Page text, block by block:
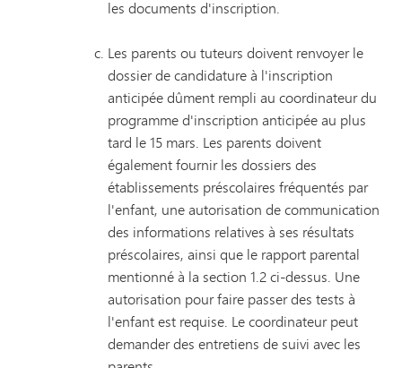
les documents d'inscription.
Les parents ou tuteurs doivent renvoyer le
dossier de candidature à l'inscription
anticipée dûment rempli au coordinateur du
programme d'inscription anticipée au plus
tard le 15 mars. Les parents doivent
également fournir les dossiers des
établissements préscolaires fréquentés par
l'enfant, une autorisation de communication
des informations relatives à ses résultats
préscolaires, ainsi que le rapport parental
mentionné à la section 1.2 ci-dessus. Une
autorisation pour faire passer des tests à
l'enfant est requise. Le coordinateur peut
demander des entretiens de suivi avec les